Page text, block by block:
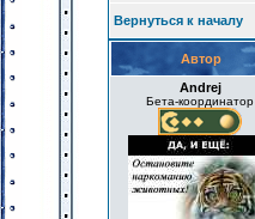
Вернуться к началу
Автор
Andrej
Бета-координатор